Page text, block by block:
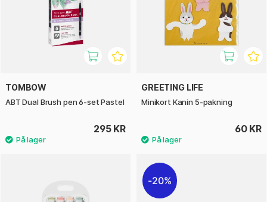
TOMBOW
ABT Dual Brush pen 6-set Pastel
295 KR
GREETING LIFE
Minikort Kanin 5-pakning
60 KR
20%